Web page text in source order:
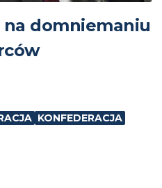
na domniemaniu
KONFEDERACJA